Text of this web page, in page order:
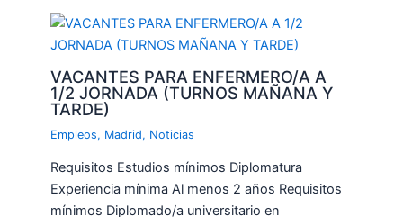
VACANTES PARA ENFERMERO/A A
1/2 JORNADA (TURNOS MAÑANA Y
TARDE)
Empleos, Madrid, Noticias
Requisitos Estudios mínimos Diplomatura
Experiencia mínima Al menos 2 años Requisitos
mínimos Diplomado/a universitario en